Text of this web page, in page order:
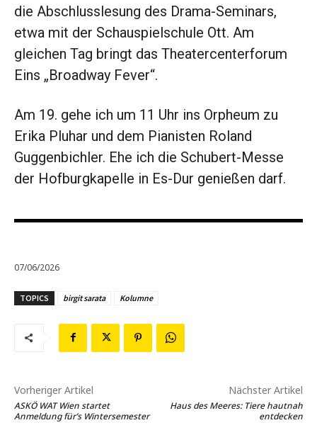
die Abschlusslesung des Drama-Seminars,
etwa mit der Schauspielschule Ott. Am
gleichen Tag bringt das Theatercenterforum
Eins „Broadway Fever“.
Am 19. gehe ich um 11 Uhr ins Orpheum zu
Erika Pluhar und dem Pianisten Roland
Guggenbichler. Ehe ich die Schubert-Messe
der Hofburgkapelle in Es-Dur genießen darf.
07/06/2026
TOPICS birgit sarata Kolumne
Vorheriger Artikel
ASKÖ WAT Wien startet
Anmeldung für’s Wintersemester
Nächster Artikel
Haus des Meeres: Tiere hautnah
entdecken